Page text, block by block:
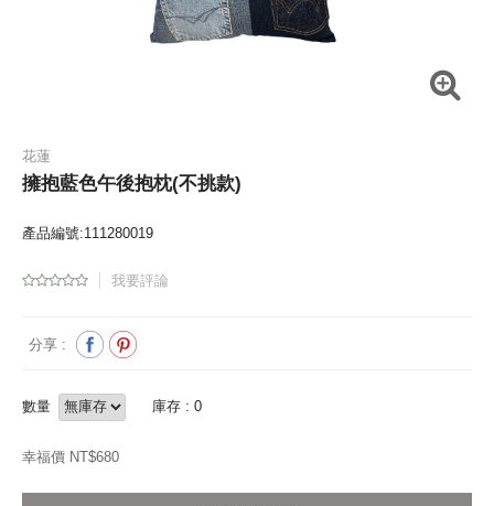
花蓮
擁抱藍色午後抱枕(不挑款)
產品編號:111280019
我要評論
分享 :
數量 庫存 : 0
幸福價 NT$680